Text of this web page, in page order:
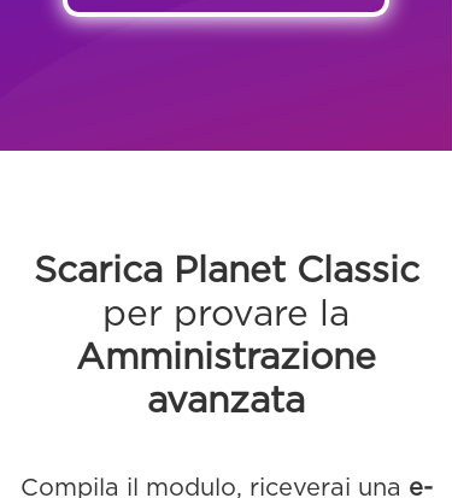
Scarica Planet Classic
per provare la
Amministrazione
avanzata
Compila il modulo, riceverai una e-